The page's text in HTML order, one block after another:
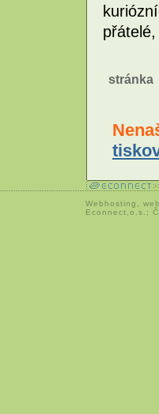
stránka
Webhosting
Econnect,o.s.;